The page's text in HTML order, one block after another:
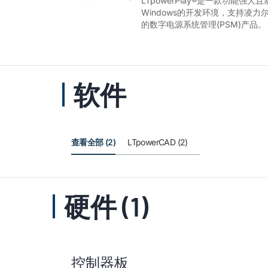
Windows的开发环境，支持凌力
的数字电源系统管理(PSM)产品。
软件
查看全部 (2) LTpowerCAD (2)
硬件 (1)
控制器板